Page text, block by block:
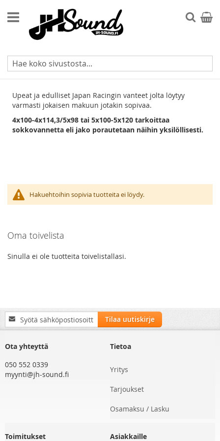
to
Content
Japan Racing JR-24
Upeat ja edulliset Japan Racingin vanteet jolta löytyy
varmasti jokaisen makuun jotakin sopivaa.
4x100-4x114,3/5x98 tai 5x100-5x120 tarkoittaa
sokkovannetta eli jako porautetaan näihin yksilöllisesti.
Hakuehtoihin sopivia tuotteita ei löydy.
Oma toivelista
Sinulla ei ole tuotteita toivelistallasi.
Tilaa
uutiskirjeemme:
Tilaa uutiskirje
Ota yhteyttä
050 552 0339
myynti@jh-sound.fi
Tietoa
Yritys
Tarjoukset
Osamaksu / Lasku
Toimitukset Asiakkaille